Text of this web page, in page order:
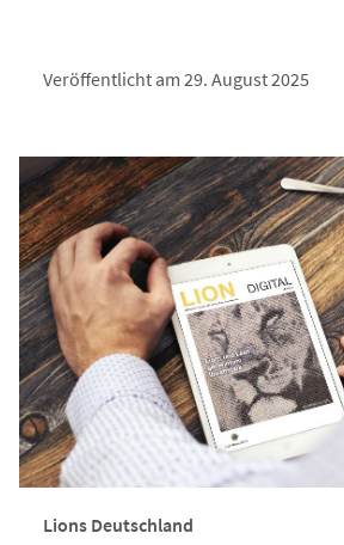
Veröffentlicht am 29. August 2025
Lions Deutschland